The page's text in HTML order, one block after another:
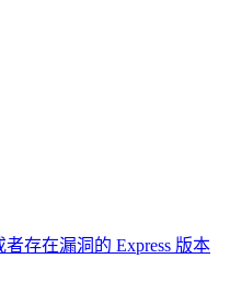
存在漏洞的 Express 版本